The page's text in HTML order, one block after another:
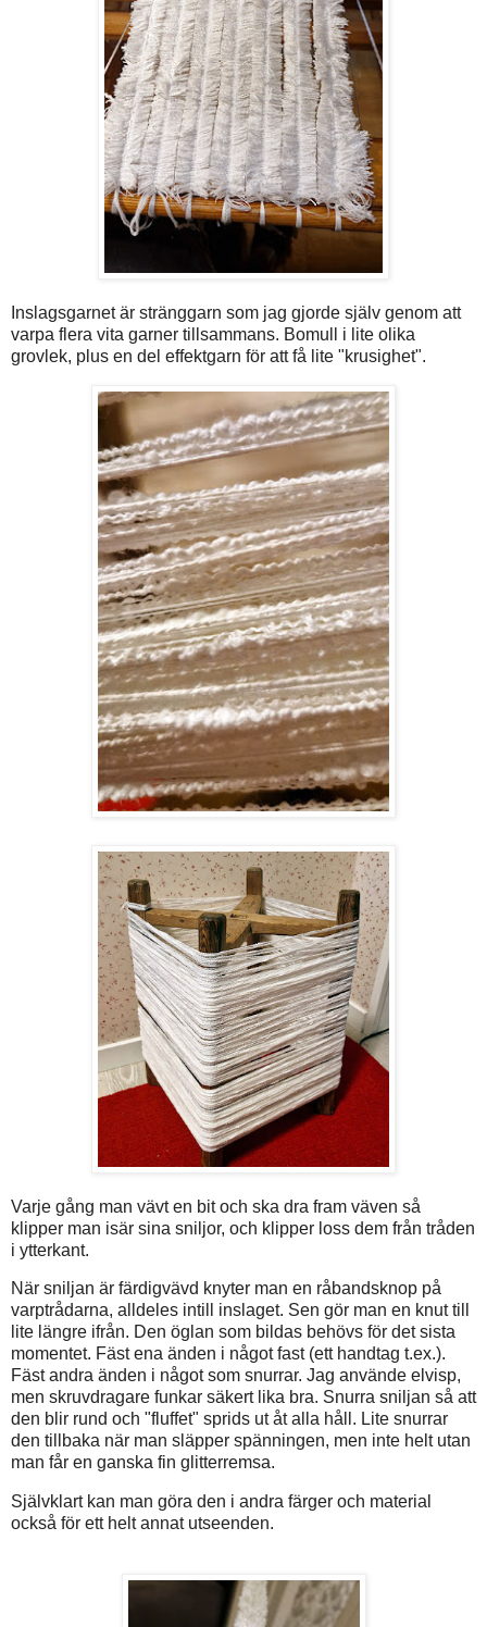
Inslagsgarnet är stränggarn som jag gjorde själv genom att
varpa flera vita garner tillsammans. Bomull i lite olika
grovlek, plus en del effektgarn för att få lite "krusighet".
Varje gång man vävt en bit och ska dra fram väven så
klipper man isär sina sniljor, och klipper loss dem från tråden
i ytterkant.
När sniljan är färdigvävd knyter man en råbandsknop på
varptrådarna, alldeles intill inslaget. Sen gör man en knut till
lite längre ifrån. Den öglan som bildas behövs för det sista
momentet. Fäst ena änden i något fast (ett handtag t.ex.).
Fäst andra änden i något som snurrar. Jag använde elvisp,
men skruvdragare funkar säkert lika bra. Snurra sniljan så att
den blir rund och "fluffet" sprids ut åt alla håll. Lite snurrar
den tillbaka när man släpper spänningen, men inte helt utan
man får en ganska fin glitterremsa.
Självklart kan man göra den i andra färger och material
också för ett helt annat utseenden.